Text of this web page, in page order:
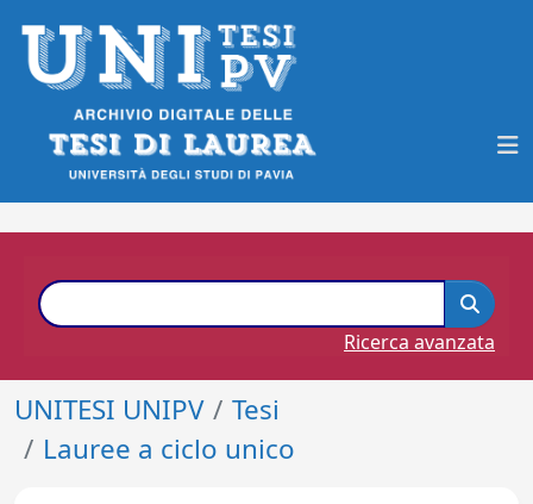
Ricerca avanzata
UNITESI UNIPV
Tesi
Lauree a ciclo unico